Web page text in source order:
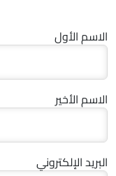
الاسم الأول
الاسم الأخير
البريد الإلكتروني